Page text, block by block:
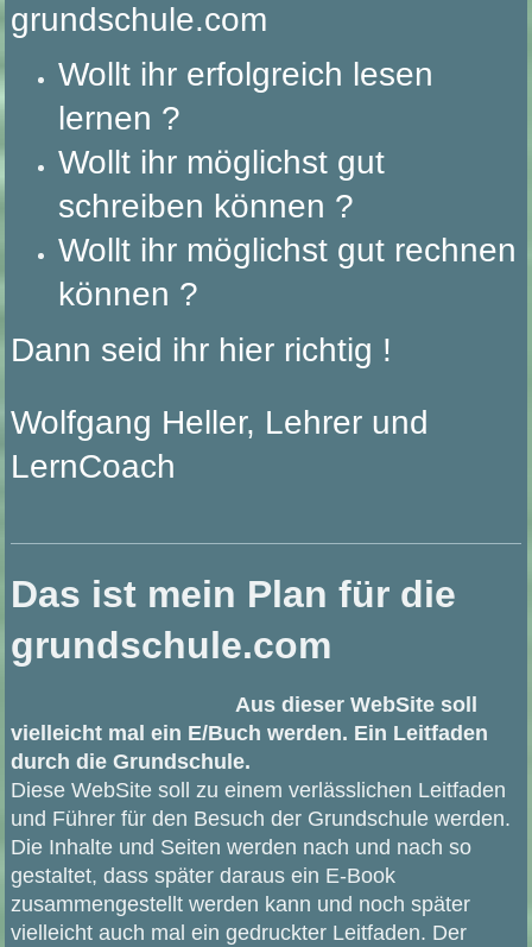
grundschule.com
Wollt ihr erfolgreich lesen
lernen ?
Wollt ihr möglichst gut
schreiben können ?
Wollt ihr möglichst gut rechnen
können ?
Dann seid ihr hier richtig !
Wolfgang Heller, Lehrer und
LernCoach
Das ist mein Plan für die
grundschule.com
Aus dieser WebSite soll
vielleicht mal ein E/Buch werden. Ein Leitfaden
durch die Grundschule.
Diese WebSite soll zu einem verlässlichen Leitfaden
und Führer für den Besuch der Grundschule werden.
Die Inhalte und Seiten werden nach und nach so
gestaltet, dass später daraus ein E-Book
zusammengestellt werden kann und noch später
vielleicht auch mal ein gedruckter Leitfaden. Der